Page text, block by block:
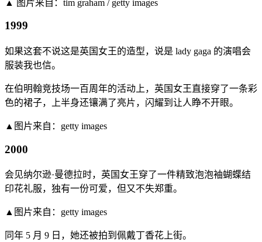
▲ 图片来自：tim graham / getty images
1999
如果这套不说这是英国女王的造型，说是 lady gaga 的演唱会
服装我也信。
在伯明翰竞技场一百周年的活动上，英国女王直接穿了一条彩
色的裙子，上半身还镶满了亮片，闪耀到让人睁不开眼。
▲图片来自：getty images
2000
会见纳尔逊·曼德拉时，英国女王穿了一件精致泡泡袖蝴蝶结
印花礼服，独有一份可爱，但又不失郑重。
▲图片来自：getty images
同年 5 月 9 日，她还被拍到佩戴丁香花上街。